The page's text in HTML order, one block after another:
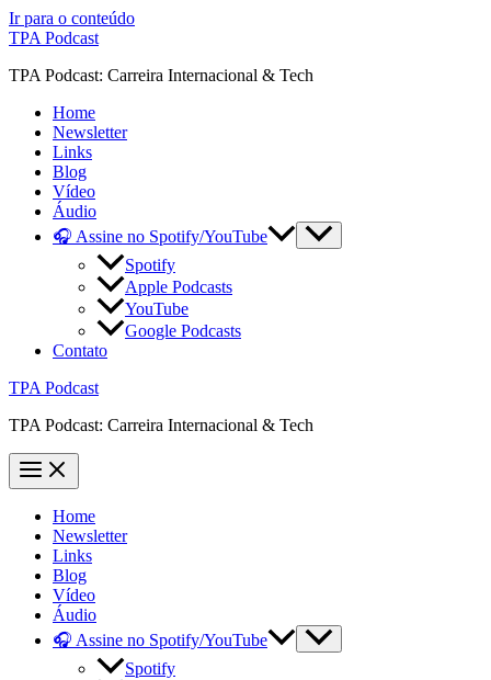
Ir para o conteúdo
TPA Podcast
TPA Podcast: Carreira Internacional & Tech
Home
Newsletter
Links
Blog
Vídeo
Áudio
🎧 Assine no Spotify/YouTube
Spotify
Apple Podcasts
YouTube
Google Podcasts
Contato
TPA Podcast
TPA Podcast: Carreira Internacional & Tech
Home
Newsletter
Links
Blog
Vídeo
Áudio
🎧 Assine no Spotify/YouTube
Spotify